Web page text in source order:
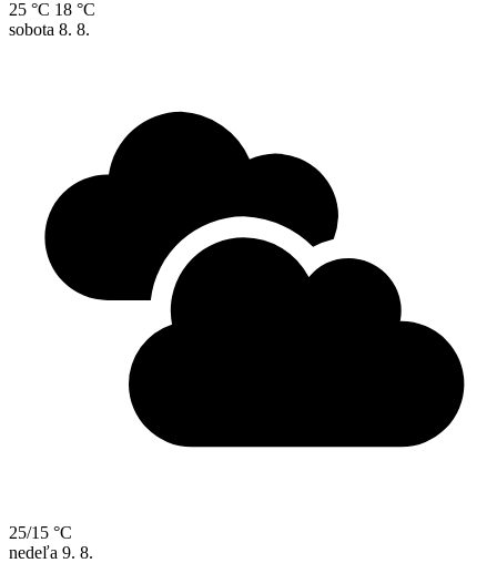
25 °C 18 °C
sobota 8. 8.
25/15 °C
nedeľa 9. 8.